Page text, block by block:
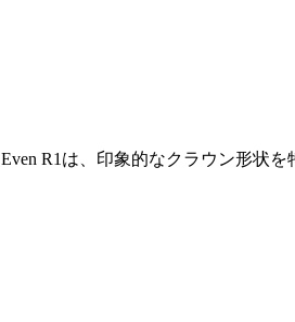
R1は、印象的なクラウン形状